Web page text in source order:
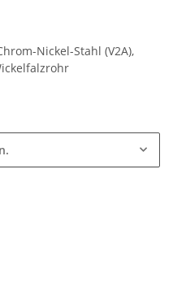
Nickel-Stahl (V2A),